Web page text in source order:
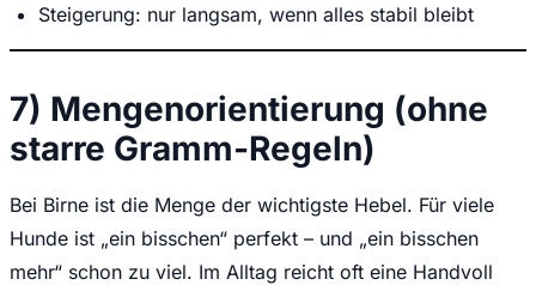
Steigerung: nur langsam, wenn alles stabil bleibt
7) Mengenorientierung (ohne
starre Gramm-Regeln)
Bei Birne ist die Menge der wichtigste Hebel. Für viele
Hunde ist „ein bisschen“ perfekt – und „ein bisschen
mehr“ schon zu viel. Im Alltag reicht oft eine Handvoll